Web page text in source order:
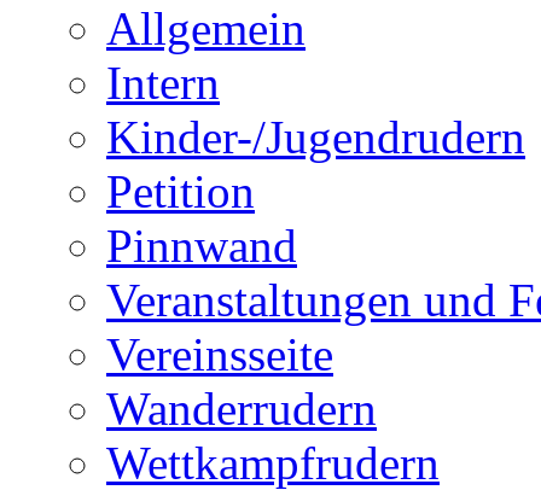
Allgemein
Intern
Kinder-/Jugendrudern
Petition
Pinnwand
Veranstaltungen und
Vereinsseite
Wanderrudern
Wettkampfrudern